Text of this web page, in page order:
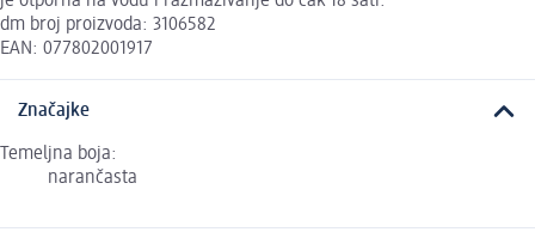
dm broj proizvoda: 3106582
EAN: 077802001917
Značajke
Temeljna boja:
narančasta